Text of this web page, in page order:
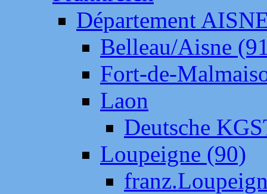
Département
Belleau/Aisne
Fort-de-
Laon
Deutsche
Loupeigne (90)